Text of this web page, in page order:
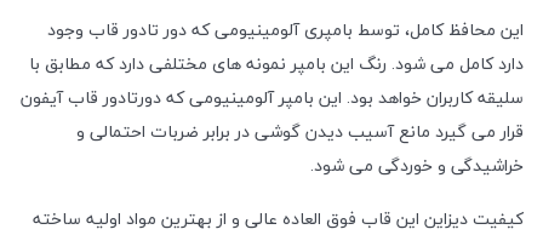
این محافظ کامل، توسط بامپری آلومینیومی که دور تادور قاب وجود
دارد کامل می شود. رنگ این بامپر نمونه های مختلفی دارد که مطابق با
سلیقه کاربران خواهد بود. این بامپر آلومینیومی که دورتادور قاب آیفون
قرار می گیرد مانع آسیب دیدن گوشی در برابر ضربات احتمالی و
خراشیدگی و خوردگی می شود.
کیفیت دیزاین این قاب فوق العاده عالی و از بهترین مواد اولیه ساخته